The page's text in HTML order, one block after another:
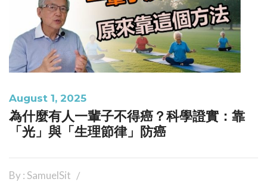
August 1, 2025
為什麼有人一輩子不得癌？科學證實：靠
「光」與「生理節律」防癌
By : SamuelSit